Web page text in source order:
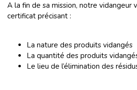
A la fin de sa mission, notre vidangeur
certificat précisant :
La nature des produits vidangés
La quantité des produits
Le lieu de l’élimination des